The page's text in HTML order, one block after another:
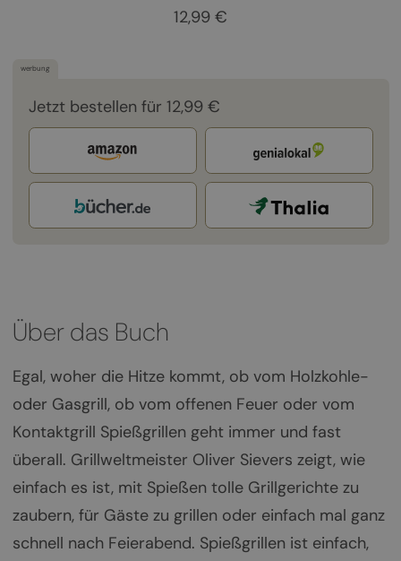
12,99 €
werbung
Jetzt bestellen für 12,99 €
Über das Buch
Egal, woher die Hitze kommt, ob vom Holzkohle-
oder Gasgrill, ob vom offenen Feuer oder vom
Kontaktgrill Spießgrillen geht immer und fast
überall. Grillweltmeister Oliver Sievers zeigt, wie
einfach es ist, mit Spießen tolle Grillgerichte zu
zaubern, für Gäste zu grillen oder einfach mal ganz
schnell nach Feierabend. Spießgrillen ist einfach,